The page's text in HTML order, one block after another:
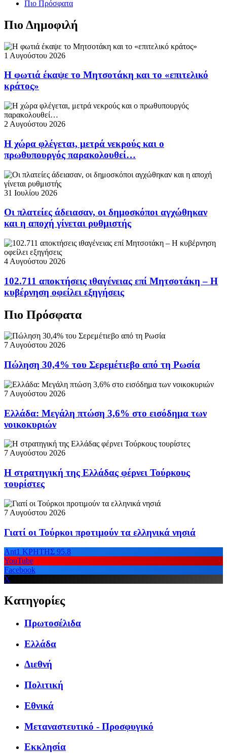
Πιο Πρόσφατα
Πιο Δημοφιλή
1 Αυγούστου 2026
Η φωτιά έκαψε το Μητσοτάκη και το «επιτελικό
κράτος»
2 Αυγούστου 2026
Η χώρα φλέγεται, μετρά νεκρούς και ο
πρωθυπουργός παρακολουθεί…
31 Ιουλίου 2026
Οι πλατείες άδειασαν, οι δημοσκόποι αγχώθηκαν
και η αποχή γίνεται ρυθμιστής
4 Αυγούστου 2026
102.711 αποκτήσεις ιθαγένειας επί Μητσοτάκη – Η
κυβέρνηση οφείλει εξηγήσεις
Πιο Πρόσφατα
7 Αυγούστου 2026
Πώληση 30,4% του Σερεμέτιεβο από τη Ρωσία
7 Αυγούστου 2026
Ελλάδα: Μεγάλη πτώση 3,6% στο εισόδημα των
νοικοκυριών
7 Αυγούστου 2026
Η στρατηγική της Ελλάδας φέρνει Τούρκους
τουρίστες
7 Αυγούστου 2026
Γιατί οι Τούρκοι προτιμούν τα ελληνικά νησιά
Ant1 ΚΡΗΤΗΣ 95.8
YouTube
Facebook
X
Κατηγορίες
Πρωτοσέλιδα
Ελλάδα
Διεθνή
Πολιτική
Εθνικά
Μεταναστευτικό - Προσφυγικό
Εκκλησία